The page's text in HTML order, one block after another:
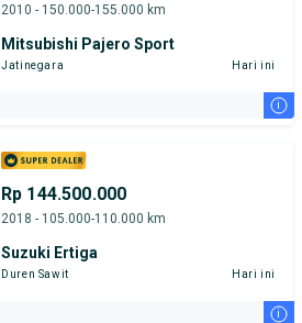
2010 - 150.000-155.000 km
Mitsubishi Pajero Sport
Jatinegara Hari ini
i
Rp 144.500.000
2018 - 105.000-110.000 km
Suzuki Ertiga
Duren Sawit Hari ini
i